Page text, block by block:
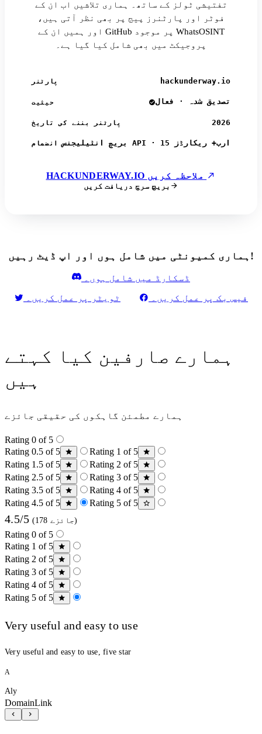
تفتیشی ٹولز کے ساتھ۔ ہماری تلاشیں اب ان کے
فوٹر اور پارٹنرز پیج پر بھی نظر آتی ہیں،
اور ہمیں ان کے GitHub پر موجود WhatsOSINT
پروجیکٹ میں بھی شامل کیا گیا ہے۔
پارٹنر hackunderway.io
حیثیت تصدیق شدہ · فعال
پارٹنر بننے کی تاریخ 2026
انضمام بریچ انٹیلیجنس API · 15 ارب+ ریکارڈز
بریچ سرچ دریافت کریں
ہماری کمیونٹی میں شامل ہوں اور اپ ڈیٹ رہیں!
ڈسکارڈ میں شامل ہوں۔
ٹویٹر پر عمل کریں۔
فیس بک پر عمل کریں۔
ہمارے صارفین کیا کہتے
ہیں
ہمارے مطمئن گاہکوں کی حقیقی جائزے
Rating 0 of 5
Rating 0.5 of 5
Rating 1 of 5
Rating 1.5 of 5
Rating 2 of 5
Rating 2.5 of 5
Rating 3 of 5
Rating 3.5 of 5
Rating 4 of 5
Rating 4.5 of 5
Rating 5 of 5
4.5/5 (178 جائزے)
Rating 0 of 5
Rating 1 of 5
Rating 2 of 5
Rating 3 of 5
Rating 4 of 5
Rating 5 of 5
Very useful and easy to use
Very useful and easy to use, five star
A
Aly
DomainLink